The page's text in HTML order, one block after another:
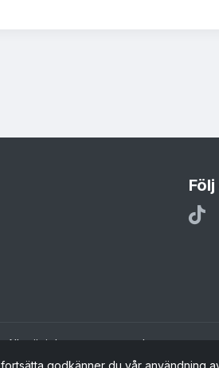
Alla rättigheter reserverade.
godkänner du vår användning